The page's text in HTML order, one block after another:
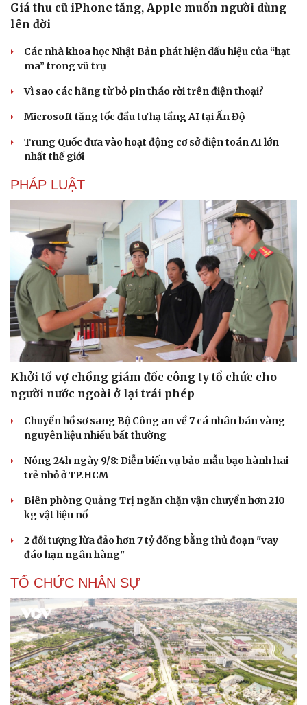
Du lịch
Tư vấn
Săn Tour
check-in
Câu chuyện thời sự
Đọc truyện đêm khuya
Cửa sổ tình yêu
Kể chuyện cho bé
Hạt giống tâm hồn
Giá thu cũ iPhone tăng, Apple muốn người dùng
lên đời
Các nhà khoa học Nhật Bản phát hiện dấu hiệu của “hạt
ma” trong vũ trụ
Vì sao các hãng từ bỏ pin tháo rời trên điện thoại?
Microsoft tăng tốc đầu tư hạ tầng AI tại Ấn Độ
Trung Quốc đưa vào hoạt động cơ sở điện toán AI lớn
nhất thế giới
PHÁP LUẬT
Khởi tố vợ chồng giám đốc công ty tổ chức cho
người nước ngoài ở lại trái phép
Chuyển hồ sơ sang Bộ Công an về 7 cá nhân bán vàng
nguyên liệu nhiều bất thường
Nóng 24h ngày 9/8: Diễn biến vụ bảo mẫu bạo hành hai
trẻ nhỏ ở TP.HCM
Biên phòng Quảng Trị ngăn chặn vận chuyển hơn 210
kg vật liệu nổ
2 đối tượng lừa đảo hơn 7 tỷ đồng bằng thủ đoạn "vay
đáo hạn ngân hàng"
TỔ CHỨC NHÂN SỰ